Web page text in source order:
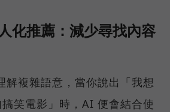
化推薦：減少尋找內容
解複雜語意，當你說出「我想
笑電影」時，AI 便會結合使